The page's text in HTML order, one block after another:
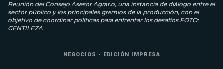
Reunión del Consejo Asesor Agrario, una instancia de diálogo entre el
sector público y los principales gremios de la producción, con el
objetivo de coordinar políticas para enfrentar los desafíos.FOTO:
GENTILEZA
NEGOCIOS - EDICIÓN IMPRESA